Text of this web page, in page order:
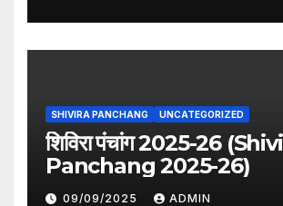
SHIVIRA PANCHANG UNCATEGORIZED
शिविरा पंचांग 2025-26
Panchang 2025-26)
09/09/2025 ADMIN